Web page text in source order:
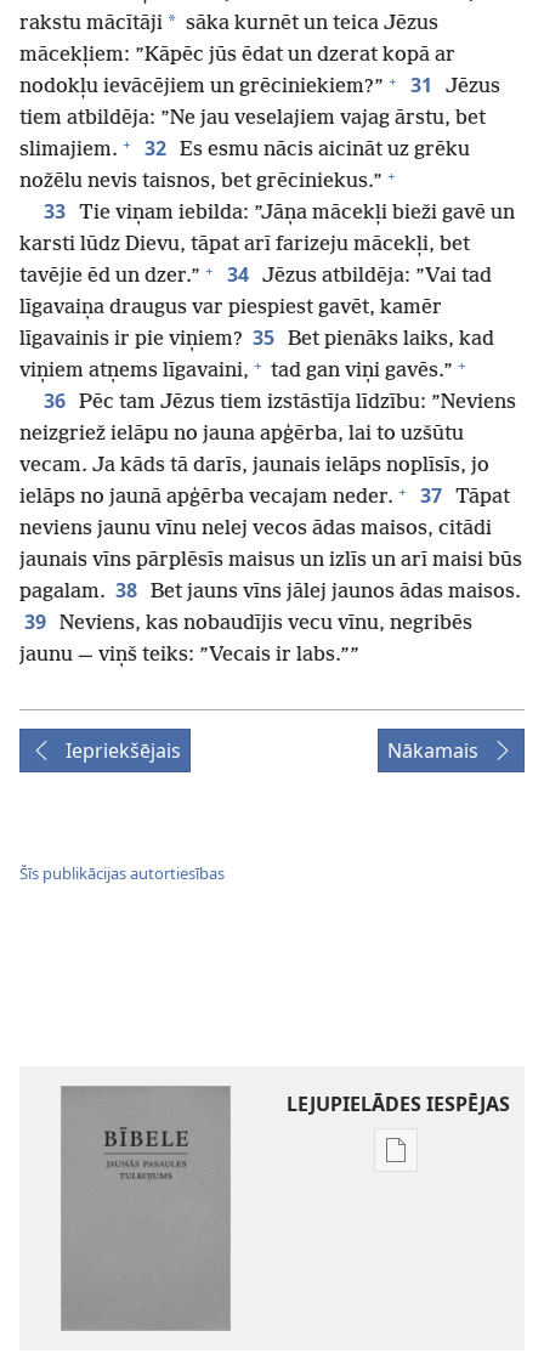
rakstu mācītāji * sāka kurnēt un teica Jēzus
mācekļiem: ”Kāpēc jūs ēdat un dzerat kopā ar
nodokļu ievācējiem un grēciniekiem?” + 31
Jēzus
tiem atbildēja: ”Ne jau veselajiem vajag ārstu, bet
slimajiem. + 32 Es esmu nācis aicināt uz grēku
nožēlu nevis taisnos, bet grēciniekus.” +
33 Tie viņam iebilda: ”Jāņa mācekļi bieži gavē un
karsti lūdz Dievu, tāpat arī farizeju mācekļi, bet
tavējie ēd un dzer.” + 34 Jēzus atbildēja: ”Vai tad
līgavaiņa draugus var piespiest gavēt, kamēr
līgavainis ir pie viņiem? 35 Bet pienāks laiks, kad
viņiem atņems līgavaini, + tad gan viņi gavēs.” +
36 Pēc tam Jēzus tiem izstāstīja līdzību: ”Neviens
neizgriež ielāpu no jauna apģērba, lai to uzšūtu
vecam. Ja kāds tā darīs, jaunais ielāps noplīsīs, jo
ielāps no jaunā apģērba vecajam neder. + 37 Tāpat
neviens jaunu vīnu nelej vecos ādas maisos, citādi
jaunais vīns pārplēsīs maisus un izlīs un arī maisi būs
pagalam. 38 Bet jauns vīns jālej jaunos ādas maisos.
39 Neviens, kas nobaudījis vecu vīnu, negribēs
jaunu — viņš teiks: ”Vecais ir labs.””
Iepriekšējais Nākamais
Šīs publikācijas autortiesības
LEJUPIELĀDES IESPĒJAS
Publikāciju